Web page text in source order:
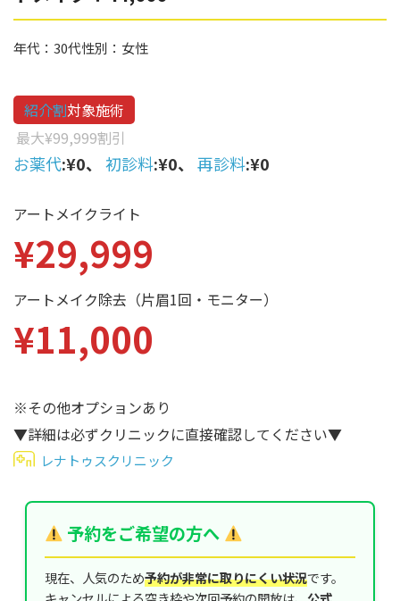
目の上
涙袋
眼窩縁（目の下）
ゴルゴライン
鼻
ほうれい線
鼻翼基部
頬
口角
顎
立ち耳
Gender
その他
40代
50代
60代
年代： 30代性別： 女性
紹介割対象施術
最大¥99,999割引
お薬代:¥0、 初診料:¥0、 再診料:¥0
アートメイクライト
¥29,999
アートメイク除去（片眉1回・モニター）
¥11,000
※その他オプションあり
▼詳細は必ずクリニックに直接確認してください▼
レナトゥスクリニック
予約をご希望の方へ
現在、人気のため予約が非常に取りにくい状況です。